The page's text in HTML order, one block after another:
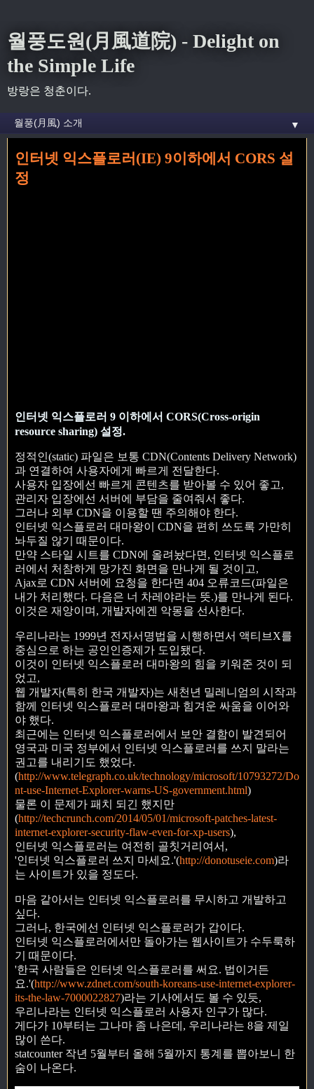
월풍도원(月風道院) - Delight on
the Simple Life
방랑은 청춘이다.
▼
홈»web»인터넷 익스플로러(IE) 9이하에서 CORS 설정
인터넷 익스플로러(IE) 9이하에서 CORS 설
정
인터넷 익스플로러 9 이하에서 CORS(Cross-origin
resource sharing) 설정.
정적인(static) 파일은 보통 CDN(Contents Delivery Network)
과 연결하여 사용자에게 빠르게 전달한다.
사용자 입장에선 빠르게 콘텐츠를 받아볼 수 있어 좋고,
관리자 입장에선 서버에 부담을 줄여줘서 좋다.
그러나 외부 CDN을 이용할 땐 주의해야 한다.
인터넷 익스플로러 대마왕이 CDN을 편히 쓰도록 가만히
놔두질 않기 때문이다.
만약 스타일 시트를 CDN에 올려놨다면, 인터넷 익스플로
러에서 처참하게 망가진 화면을 만나게 될 것이고,
Ajax로 CDN 서버에 요청을 한다면 404 오류코드(파일은
내가 처리했다. 다음은 너 차레야라는 뜻.)를 만나게 된다.
이것은 재앙이며, 개발자에겐 악몽을 선사한다.
우리나라는 1999년 전자서명법을 시행하면서 액티브X를
중심으로 하는 공인인증제가 도입됐다.
이것이 인터넷 익스플로러 대마왕의 힘을 키워준 것이 되
었고,
웹 개발자(특히 한국 개발자)는 새천년 밀레니엄의 시작과
함께 인터넷 익스플로러 대마왕과 힘겨운 싸움을 이어와
야 했다.
최근에는 인터넷 익스플로러에서 보안 결함이 발견되어
영국과 미국 정부에서 인터넷 익스플로러를 쓰지 말라는
권고를 내리기도 했었다.
(http://www.telegraph.co.uk/technology/microsoft/10793272/Do
nt-use-Internet-Explorer-warns-US-government.html)
물론 이 문제가 패치 되긴 했지만
(http://techcrunch.com/2014/05/01/microsoft-patches-latest-
internet-explorer-security-flaw-even-for-xp-users),
인터넷 익스플로러는 여전히 골칫거리여서,
'인터넷 익스플로러 쓰지 마세요.'(http://donotuseie.com)라
는 사이트가 있을 정도다.
마음 같아서는 인터넷 익스플로러를 무시하고 개발하고
싶다.
그러나, 한국에선 인터넷 익스플로러가 갑이다.
인터넷 익스플로러에서만 돌아가는 웹사이트가 수두룩하
기 때문이다.
'한국 사람들은 인터넷 익스플로러를 써요. 법이거든
요.'(http://www.zdnet.com/south-koreans-use-internet-explorer-
its-the-law-7000022827)라는 기사에서도 볼 수 있듯,
우리나라는 인터넷 익스플로러 사용자 인구가 많다.
게다가 10부터는 그나마 좀 나은데, 우리나라는 8을 제일
많이 쓴다.
statcounter 작년 5월부터 올해 5월까지 통계를 뽑아보니 한
숨이 나온다.